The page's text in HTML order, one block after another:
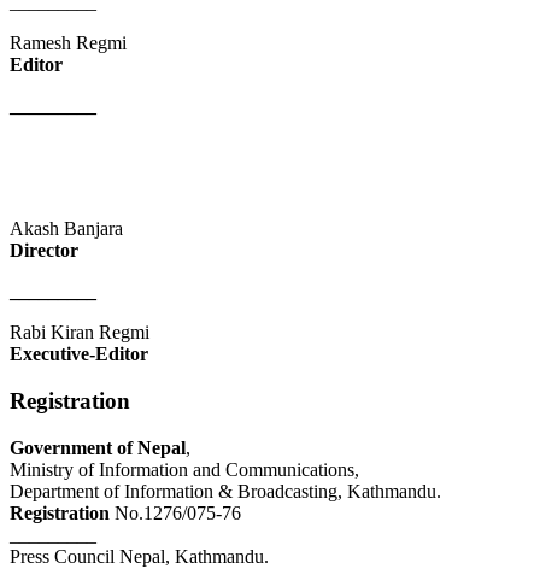
Ramesh Regmi
Editor
Akash Banjara
Director
Rabi Kiran Regmi
Executive-Editor
Registration
Government of Nepal,
Ministry of Information and Communications,
Department of Information & Broadcasting, Kathmandu.
Registration No.1276/075-76
Press Council Nepal, Kathmandu.